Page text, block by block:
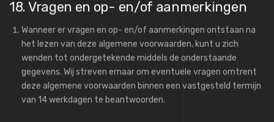
18. Vragen en op- en/of aanmerkingen
Wanneer er vragen en op- en/of aanmerkingen ontstaan na
het lezen van deze algemene voorwaarden, kunt u zich
wenden tot ondergetekende middels de onderstaande
gegevens. Wij streven ernaar om eventuele vragen omtrent
deze algemene voorwaarden binnen een vastgesteld termijn
van 14 werkdagen te beantwoorden.